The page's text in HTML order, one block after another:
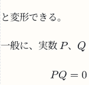
と変形できる。
一般に、実数 、